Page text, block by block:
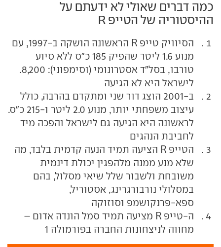
כמה דברים שאולי לא ידעתם על
ההיסטוריה של הטייפ R
הסיוויק טייפ R הראשונה הושקה ב-1997, עם
מנוע 1.6 ליטר שהפיק 185 כ"ס ללא סיוע
טורבו, בסל"ד אסטרונומי (וסימפוני): 8,200.
לישראל היא לא הגיעה
ב-2001 הוצג דור שני ומתקדם בהרבה, כולל
עיצוב משפחתי יותר, מנוע 2.0 ליטר ו-215 כ"ס.
לראשונה היא הגיעה גם לישראל והפכה מיד
לחביבת הנהגים
הטייפ R הציעה תמיד הנעה קדמית בלבד, מה
שלא מנע ממנה מלהפגין יכולת דינמית
משובחת ולשבור שלל שיאי מסלול, בהם
במסלולי נורבורגרינג, אסטוריל,
ספא-פרנקושמפ וסוזוקה
ה-טייפ R מציעה תמיד סמל הונדה אדום –
מחווה לניצחונות החברה בפורמולה 1